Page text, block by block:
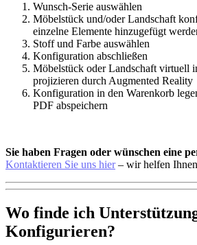
Wunsch-Serie auswählen
Möbelstück und/oder Landschaft
einzelne Elemente hinzugefügt
Stoff und Farbe auswählen
Konfiguration abschließen
Möbelstück oder Landschaft virtuell
projizieren durch Augmented Reality
Konfiguration in den Warenkorb
PDF abspeichern
Sie haben Fragen oder wünschen eine
Kontaktieren Sie uns hier– wir helfen
Wo finde ich
Konfigurieren?